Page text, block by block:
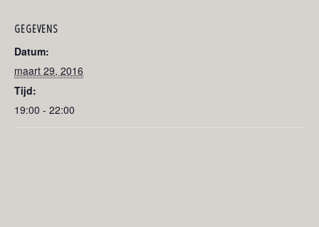
GEGEVENS
Datum:
maart 29, 2016
Tijd:
19:00 - 22:00